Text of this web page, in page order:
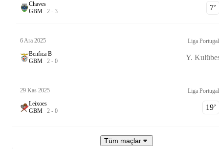
Chaves
GBM 2 - 3 7‎’‎
6 Ara 2025
Liga
Benfica B
GBM 2 - 0 Y.
29 Kas 2025
Liga
Leixoes
GBM 2 - 0 19‎’‎
Tüm maçlar